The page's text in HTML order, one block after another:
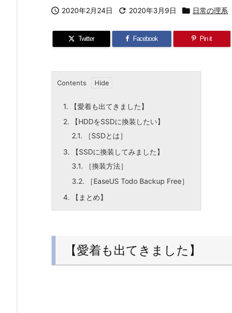
 2020年2月24日  2020年3月9日  日常の理系
Twitter Facebook Pin it
Contents
1. 【愛着も出てきました】
2. 【HDDをSSDに換装したい】
2.1. ［SSDとは］
3. 【SSDに換装してみました】
3.1. ［換装方法］
3.2. ［EaseUS Todo Backup Free］
4. 【まとめ】
【愛着も出てきました】